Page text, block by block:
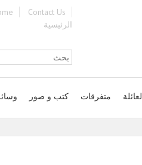
Contact Us
الرئيسية
استمارة البحث
متفرقات كتب و صور